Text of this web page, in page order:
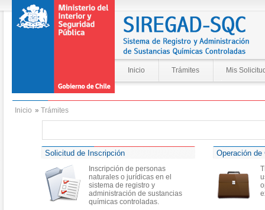
Inicio Trámites Mis
Inicio » Trámites
Solicitud de Inscripción
Inscripción de personas
naturales o jurídicas en el
sistema de registro y
administración de sustancias
químicas controladas.
Operación de